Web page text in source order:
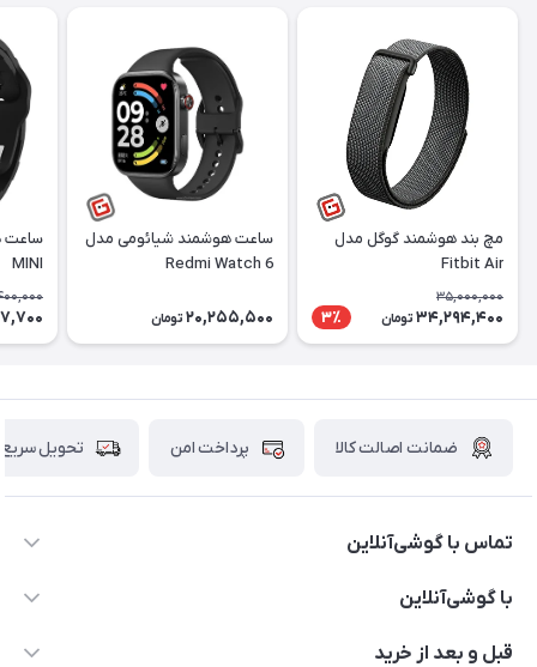
مچ بند هوشمند گوگل مدل
Fitbit Air
35,000,000
34,294,400 تومان 3٪
ساعت هوشمند شیائومی مدل
Redmi Watch 6
20,255,500 تومان
MINI
ضمانت اصالت کالا پرداخت امن تحویل سریع
تماس با گوشی‌آنلاین
۰۲۱91001221
با گوشی‌آنلاین
درباره ما
قبل و بعد از خرید